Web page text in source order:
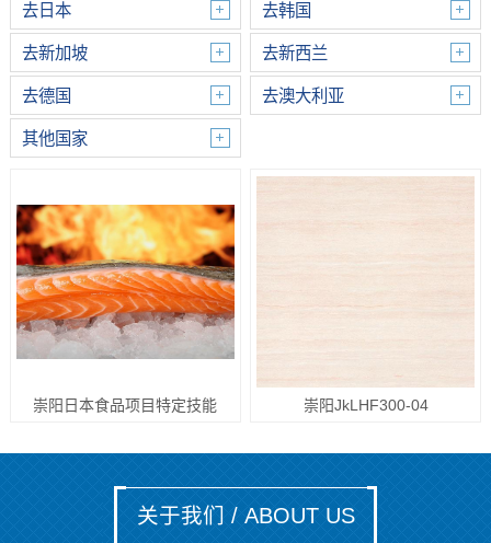
去日本 去韩国
去新加坡 去新西兰
去德国 去澳大利亚
其他国家
崇阳日本食品项目特定技能 崇阳JkLHF300-04
关于我们 / ABOUT US